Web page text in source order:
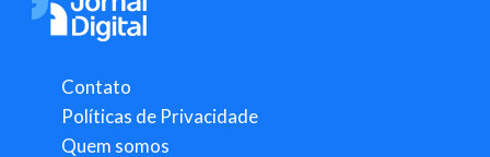
Contato
Políticas de Privacidade
Quem somos